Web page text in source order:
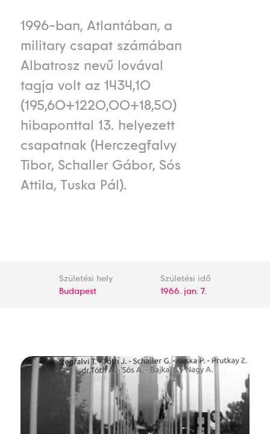
1996-ban, Atlantában, a
military csapat számában
Albatrosz nevű lovával
tagja volt az 1434,10
(195,60+1220,00+18,50)
hibaponttal 13. helyezett
csapatnak (Herczegfalvy
Tibor, Schaller Gábor, Sós
Attila, Tuska Pál).
Születési hely
Budapest
Születési idő
1966. jan. 7.